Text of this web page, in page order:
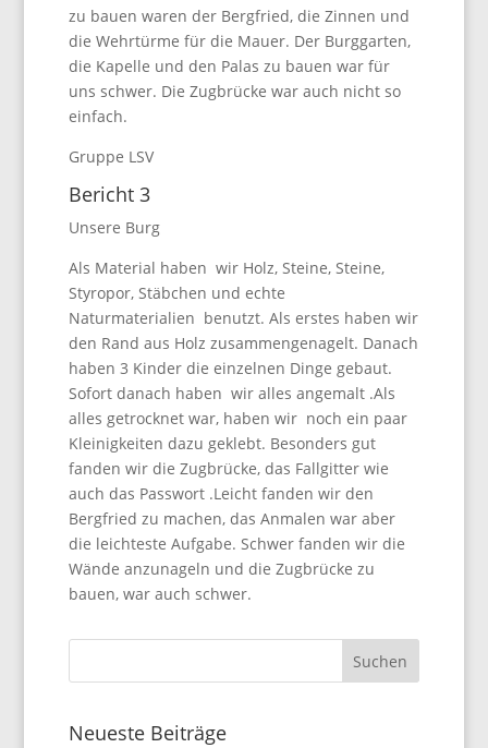
zu bauen waren der Bergfried, die Zinnen und
die Wehrtürme für die Mauer. Der Burggarten,
die Kapelle und den Palas zu bauen war für
uns schwer. Die Zugbrücke war auch nicht so
einfach.
Gruppe LSV
Bericht 3
Unsere Burg
Als Material haben wir Holz, Steine, Steine,
Styropor, Stäbchen und echte
Naturmaterialien benutzt. Als erstes haben wir
den Rand aus Holz zusammengenagelt. Danach
haben 3 Kinder die einzelnen Dinge gebaut.
Sofort danach haben wir alles angemalt .Als
alles getrocknet war, haben wir noch ein paar
Kleinigkeiten dazu geklebt. Besonders gut
fanden wir die Zugbrücke, das Fallgitter wie
auch das Passwort .Leicht fanden wir den
Bergfried zu machen, das Anmalen war aber
die leichteste Aufgabe. Schwer fanden wir die
Wände anzunageln und die Zugbrücke zu
bauen, war auch schwer.
Neueste Beiträge